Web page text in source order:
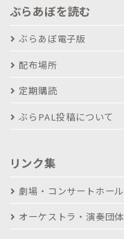
ぶらあぼを読む
ぶらあぼ電子版
配布場所
定期購読
ぶらPAL投稿について
リンク集
劇場・コンサートホール
オーケストラ・演奏団体